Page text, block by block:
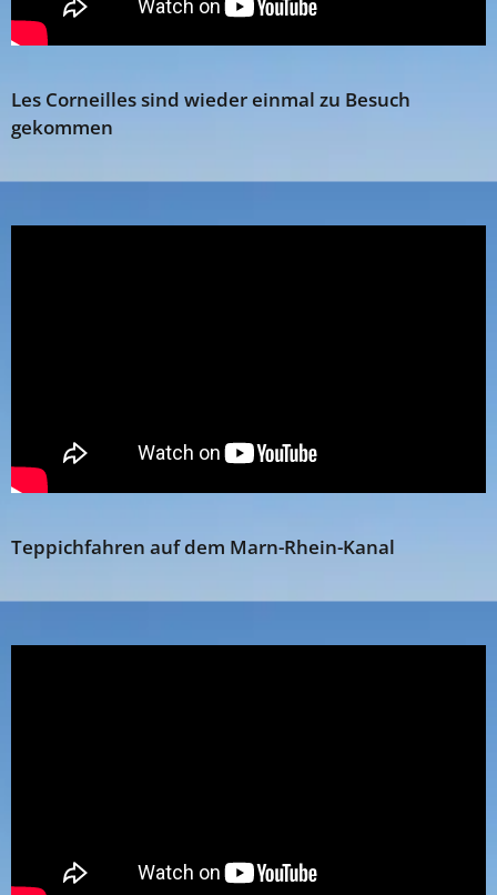
Les Corneilles sind wieder einmal zu Besuch
gekommen
Teppichfahren auf dem Marn-Rhein-Kanal